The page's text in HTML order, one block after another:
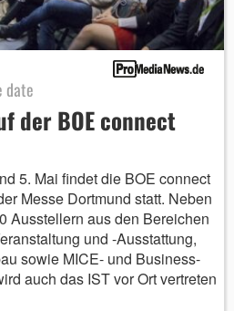
date
der BOE connect
5. Mai findet die BOE connect
Messe Dortmund statt. Neben
Ausstellern aus den Bereichen
und -Ausstattung,
sowie MICE- und Business-
auch das IST vor Ort vertreten